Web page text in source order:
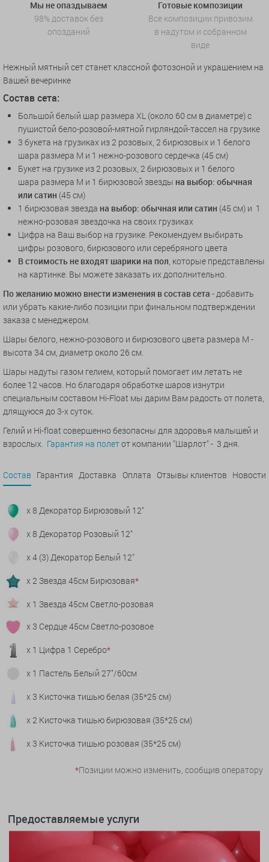
Мы не опаздываем
98% доставок без
опозданий
Готовые композиции
Все композиции привозим
в надутом и собранном
виде
Нежный мятный сет станет классной фотозоной и украшением на
Вашей вечеринке
Составсета:
Большой белый шар размера XL (около 60 см в диаметре) с
пушистой бело-розовой-мятной гирляндой-тассел на грузике
3 букета на грузиках из 2 розовых, 2 бирюзовых и 1 белого
шара размера M и 1 нежно-розового сердечка (45 см)
Букет на грузике из 2 розовых, 2 бирюзовых и 1 белого
шара размера M и 1 бирюзовой звезды на выбор: обычная
или сатин (45 см)
1 бирюзовая звезда на выбор: обычная или сатин (45 см) и 1
нежно-розовая звездочка на своих грузиках
Цифра на Ваш выбор на грузике. Рекомендуем выбирать
цифры розового, бирюзового или серебряного цвета
В стоимость не входят шарики на пол, которые представлены
на картинке. Вы можете заказать их дополнительно.
По желанию можно внести изменения в состав сета - добавить
или убрать какие-либо позиции при финальном подтверждении
заказа с менеджером.
Шары белого, нежно-розового и бирюзового цвета размера M -
высота 34 см, диаметр около 26 см.
Шары надуты газом гелием, который помогает им летать не
более 12 часов. Но благодаря обработке шаров изнутри
специальным составом Hi-Float мы дарим Вам радость от полета,
длящуюся до 3-х суток.
Гелий и Hi-float совершенно безопасны для здоровья малышей и
взрослых. Гарантия на полетот компании "Шарлот" - 3 дня.
Состав Гарантия Доставка Оплата Отзывы клиентов Новости
x 8 Декоратор Бирюзовый 12"
x 8 Декоратор Розовый 12"
x 4 (3) Декоратор Белый 12"
x 2 Звезда 45см Бирюзовая*
x 1 Звезда 45см Светло-розовая
x 3 Сердце 45см Светло-розовое
x 1 Цифра 1 Серебро*
x 1 Пастель Белый 27"/60см
x 3 Кисточка тишью белая (35*25 см)
x 2 Кисточка тишью бирюзовая (35*25 см)
x 3 Кисточка тишью розовая (35*25 см)
*Позиции можно изменить, сообщив оператору
Предоставляемые услуги